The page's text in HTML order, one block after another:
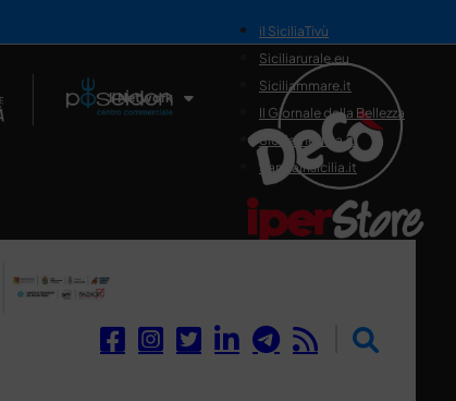
Il Network
il SiciliaTivù
Siciliarurale.eu
Siciliammare.it
Il Giornale della Bellezza
Siciliamedica.it
Sanitainsicilia.it